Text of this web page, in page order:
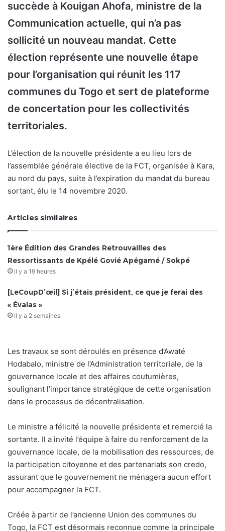
succède à Kouigan Ahofa, ministre de la
Communication actuelle, qui n’a pas
sollicité un nouveau mandat. Cette
élection représente une nouvelle étape
pour l’organisation qui réunit les 117
communes du Togo et sert de plateforme
de concertation pour les collectivités
territoriales.
L’élection de la nouvelle présidente a eu lieu lors de
l’assemblée générale élective de la FCT, organisée à Kara,
au nord du pays, suite à l’expiration du mandat du bureau
sortant, élu le 14 novembre 2020.
Articles similaires
1ère Édition des Grandes Retrouvailles des
Ressortissants de Kpélé Govié Apégamé / Sokpé
il y a 19 heures
[LeCoupD’œil] Si j’étais président, ce que je ferai des
« Évalas »
il y a 2 semaines
Les travaux se sont déroulés en présence d’Awaté
Hodabalo, ministre de l’Administration territoriale, de la
gouvernance locale et des affaires coutumières,
soulignant l’importance stratégique de cette organisation
dans le processus de décentralisation.
Le ministre a félicité la nouvelle présidente et remercié la
sortante. Il a invité l’équipe à faire du renforcement de la
gouvernance locale, de la mobilisation des ressources, de
la participation citoyenne et des partenariats son credo,
assurant que le gouvernement ne ménagera aucun effort
pour accompagner la FCT.
Créée à partir de l’ancienne Union des communes du
Togo, la FCT est désormais reconnue comme la principale